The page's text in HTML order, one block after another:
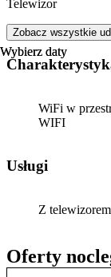
Kąpielisko - 3km
PKS, BUS ~ 1 km
W dniu wyjazdu
Wybierz daty
Oferty
Wybierz daty
Telewizor
Zobacz wszystkie
WiFi w
WIFI
Usługi
Z